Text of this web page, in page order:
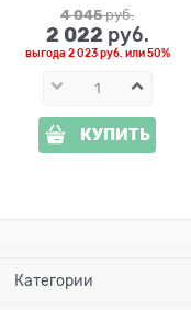
4 045 руб.
2 022 руб.
выгода 2 023 руб. или50%
КУПИТЬ
Категории